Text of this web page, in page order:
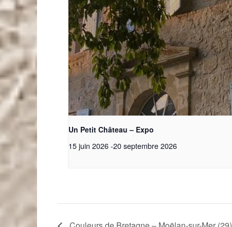
Un Petit Château – Expo
15 juin 2026-20 septembre 2026